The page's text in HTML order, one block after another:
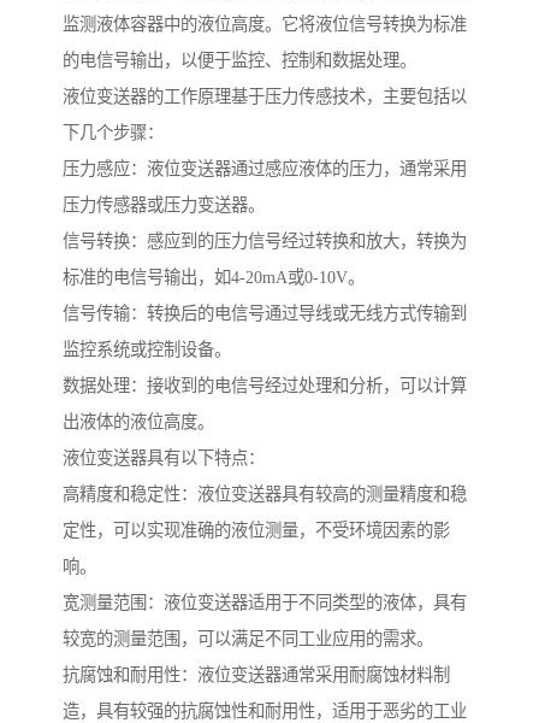
监测液体容器中的液位高度。它将液位信号转换为标准
的电信号输出，以便于监控、控制和数据处理。
液位变送器的工作原理基于压力传感技术，主要包括以
下几个步骤：
压力感应：液位变送器通过感应液体的压力，通常采用
压力传感器或压力变送器。
信号转换：感应到的压力信号经过转换和放大，转换为
标准的电信号输出，如4-20mA或0-10V。
信号传输：转换后的电信号通过导线或无线方式传输到
监控系统或控制设备。
数据处理：接收到的电信号经过处理和分析，可以计算
出液体的液位高度。
液位变送器具有以下特点：
高精度和稳定性：液位变送器具有较高的测量精度和稳
定性，可以实现准确的液位测量，不受环境因素的影
响。
宽测量范围：液位变送器适用于不同类型的液体，具有
较宽的测量范围，可以满足不同工业应用的需求。
抗腐蚀和耐用性：液位变送器通常采用耐腐蚀材料制
造，具有较强的抗腐蚀性和耐用性，适用于恶劣的工业